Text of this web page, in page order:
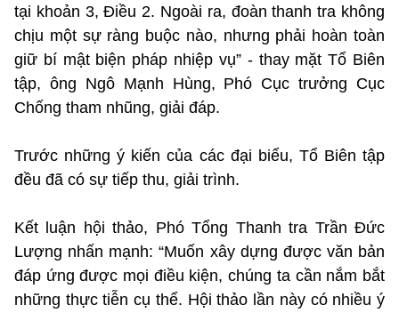
tại khoản 3, Điều 2. Ngoài ra, đoàn thanh tra không
chịu một sự ràng buộc nào, nhưng phải hoàn toàn
giữ bí mật biện pháp nhiệp vụ” - thay mặt Tổ Biên
tập, ông Ngô Mạnh Hùng, Phó Cục trưởng Cục
Chống tham nhũng, giải đáp.
Trước những ý kiến của các đại biểu, Tổ Biên tập
đều đã có sự tiếp thu, giải trình.
Kết luận hội thảo, Phó Tổng Thanh tra Trần Đức
Lượng nhấn mạnh: “Muốn xây dựng được văn bản
đáp ứng được mọi điều kiện, chúng ta cần nắm bắt
những thực tiễn cụ thể. Hội thảo lần này có nhiều ý